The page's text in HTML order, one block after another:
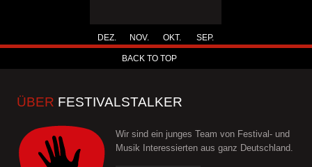
DEZ. NOV. OKT. SEP.
BACK TO TOP
ÜBER FESTIVALSTALKER
Wir sind ein junges Team von Festival- und
Musik Interessierten aus ganz Deutschland.